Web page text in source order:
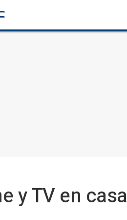
y TV en casa